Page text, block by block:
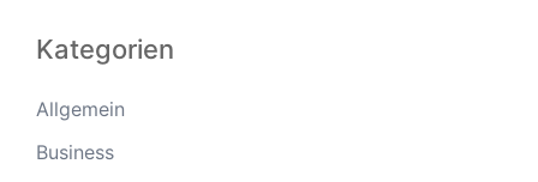
Kategorien
Allgemein
Business